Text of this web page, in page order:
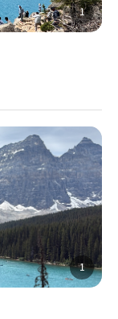
1
1